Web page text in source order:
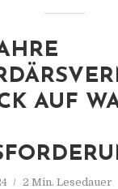
AUF
2 Min. Lesedauer